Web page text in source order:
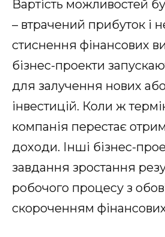
Вартість можливостей
– втрачений прибуток і
стиснення фінансових
бізнес-проекти
для залучення нових
інвестицій. Коли ж
компанія перестає
доходи. Інші бізнес-
завдання зростання
робочого процесу з
скороченням